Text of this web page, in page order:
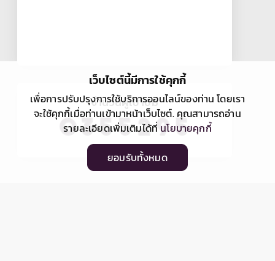
จำนวนผู้เข้าชม
เว็บไซต์นี้มีการใช้คุกกี้
เพื่อการปรับปรุงการใช้บริการออนไลน์ของท่าน โดยเรา
จะใช้คุกกี้เมื่อท่านเข้ามาหน้าเว็บไซต์. คุณสามารถอ่าน
รายละเอียดเพิ่มเติมได้ที่ นโยบายคุกกี้
ยอมรับทั้งหมด